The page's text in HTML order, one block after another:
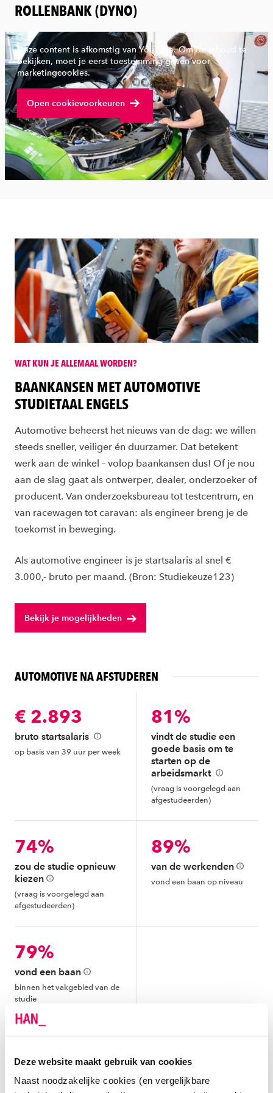
Deze website maakt gebruik van cookies
Naast noodzakelijke cookies (en vergelijkbare
ROLLENBANK (DYNO)
Bekijk volledige video
Deze content is afkomstig van YouTube. Om de inhoud te
bekijken, moet je eerst toestemming geven voor
marketingcookies.
Open cookievoorkeuren
WAT KUN JE ALLEMAAL WORDEN?
BAANKANSEN MET AUTOMOTIVE
STUDIETAAL ENGELS
Automotive beheerst het nieuws van de dag: we willen
steeds sneller, veiliger én duurzamer. Dat betekent
werk aan de winkel – volop baankansen dus! Of je nou
aan de slag gaat als ontwerper, dealer, onderzoeker of
producent. Van onderzoeksbureau tot testcentrum, en
van racewagen tot caravan: als engineer breng je de
toekomst in beweging.
Als automotive engineer is je startsalaris al snel €
3.000,- bruto per maand. (Bron: Studiekeuze123)
Bekijk je mogelijkheden
AUTOMOTIVE NA AFSTUDEREN
€ 2.893
bruto startsalaris
op basis van 39 uur per week
81%
vindt de studie een
goede basis om te
starten op de
arbeidsmarkt
(vraag is voorgelegd aan
afgestudeerden)
74%
zou de studie opnieuw
kiezen
(vraag is voorgelegd aan
afgestudeerden)
89%
van de werkenden
vond een baan op niveau
79%
vond een baan
binnen het vakgebied van de
studie